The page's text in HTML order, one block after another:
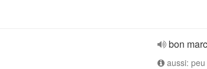
bon
aussi: